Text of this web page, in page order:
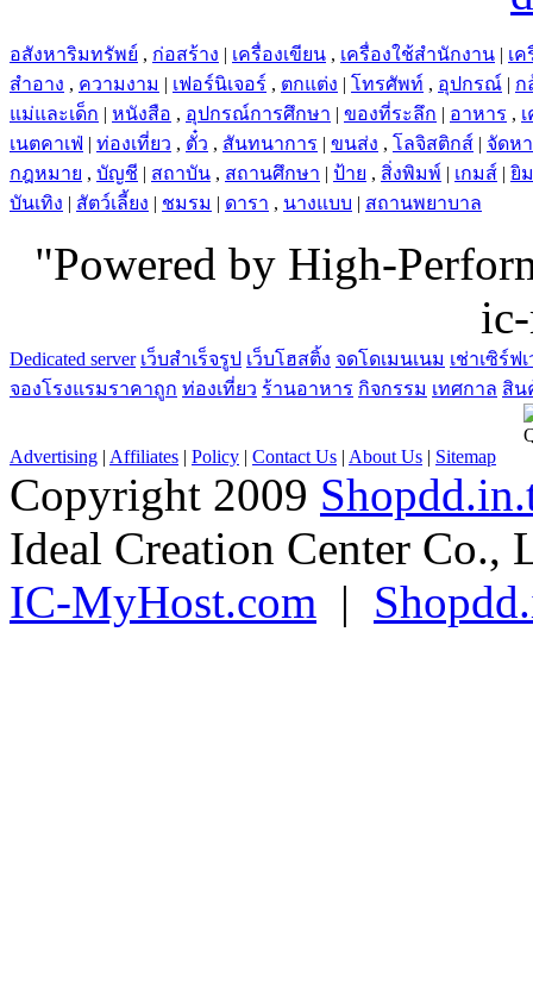
อสังหาริมทรัพย์,ก่อสร้าง|เครื่องเขียน, เครื่องใช้สำนักงาน| เ
สำอาง,ความงาม| เฟอร์นิเจอร์,ตกแต่ง |โทรศัพท์, อุปกรณ์|
แม่และเด็ก|หนังสือ , อุปกรณ์การศึกษา |ของที่ระลึก|อาหาร,
เนตคาเฟ่ | ท่องเที่ยว,ตั๋ว, สันทนาการ| ขนส่ง ,โลจิสติกส์|จัดห
กฎหมาย,บัญชี| สถาบัน, สถานศึกษา|ป้าย,สิ่งพิมพ์|เกมส์
"Powered by High-
Dedicated server เว็บสำเร็จรูป เว็บโฮสติ้ง จดโดเมนเนม เช่าเซิร์ฟ
สิ
Advertising|Affiliates|Policy| Contact Us| About Us| Sitemap
Copyright 2009
Ideal Creation Center Co.,
IC-MyHost.com |